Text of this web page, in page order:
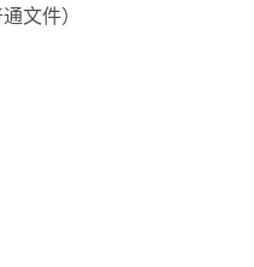
文件）